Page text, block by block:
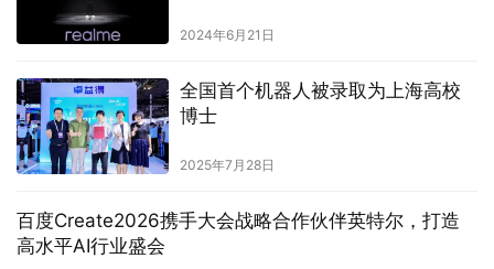
2024年6月21日
全国首个机器人被录取为上海高校
博士
2025年7月28日
百度Create2026携手大会战略合作伙伴英特尔，打造
高水平AI行业盛会